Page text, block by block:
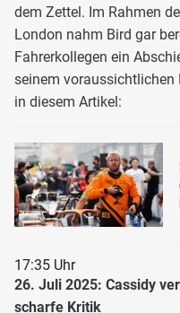
dem Zettel. Im Rahmen
London nahm Bird gar
Fahrerkollegen ein
seinem voraussichtlichen
in diesem Artikel:
17:35 Uhr
26. Juli 2025: Cassidy
scharfe Kritik